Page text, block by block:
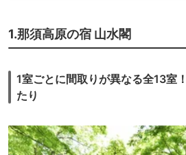
1.那須高原の宿 山水閣
1室ごとに間取りが異なる全13室
たり